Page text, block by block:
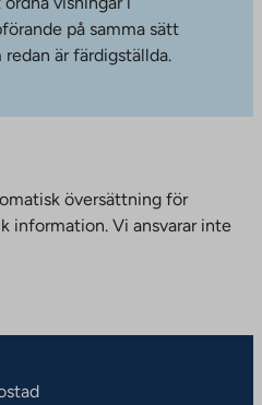
på samma sätt
är färdigställda.
översättning för
information. Vi ansvarar inte